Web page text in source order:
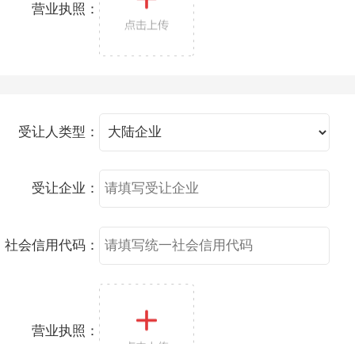
营业执照：
受让人类型：
受让企业：
社会信用代码：
营业执照：